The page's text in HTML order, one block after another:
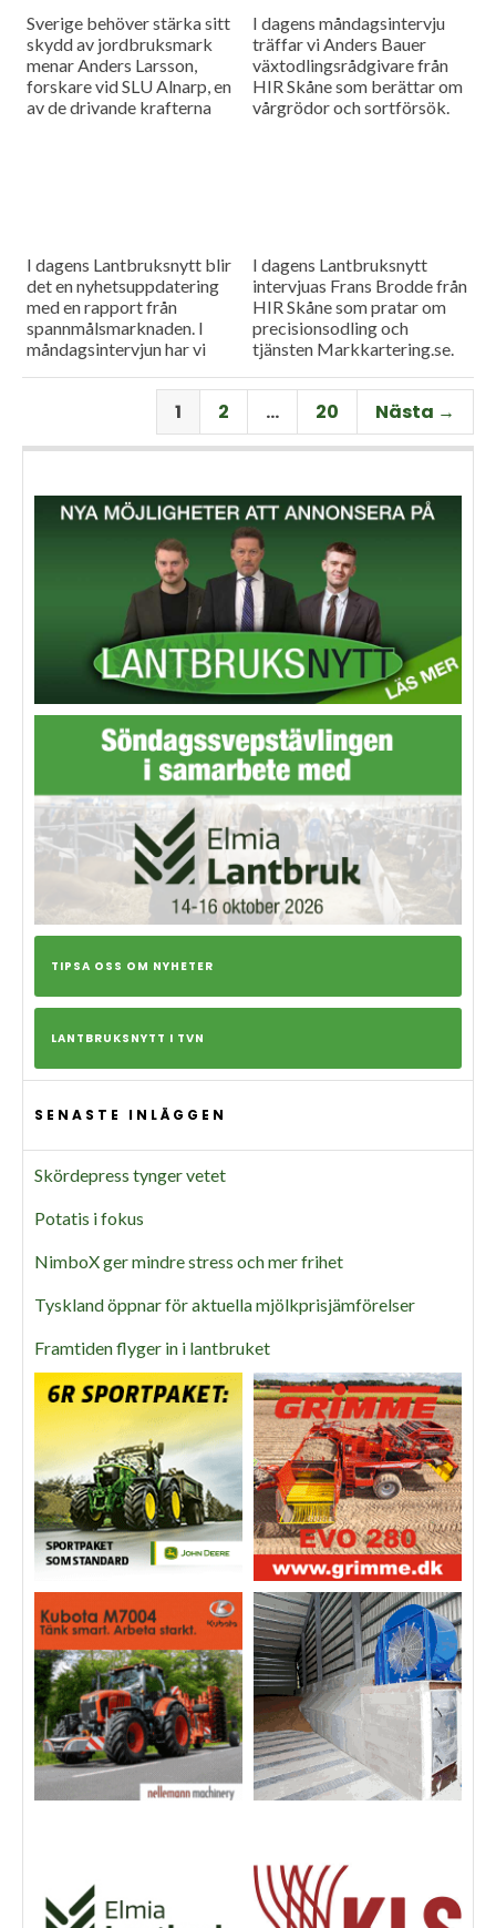
Sverige behöver stärka sitt
skydd av jordbruksmark
menar Anders Larsson,
forskare vid SLU Alnarp, en
av de drivande krafterna
I dagens måndagsintervju
träffar vi Anders Bauer
växtodlingsrådgivare från
HIR Skåne som berättar om
vårgrödor och sortförsök.
I dagens Lantbruksnytt blir
det en nyhetsuppdatering
med en rapport från
spannmålsmarknaden. I
måndagsintervjun har vi
Per Larsson som idag har
rollen som senior advisor på
I dagens Lantbruksnytt
intervjuas Frans Brodde från
HIR Skåne som pratar om
precisionsodling och
tjänsten Markkartering.se.
nyhetsuppdatering med en
rapport från
spannmålsmarknaden.
1 2 … 20 Nästa →
TIPSA OSS OM NYHETER
LANTBRUKSNYTT I TVN
SENASTE INLÄGGEN
Skördepress tynger vetet
Potatis i fokus
NimboX ger mindre stress och mer frihet
Tyskland öppnar för aktuella mjölkprisjämförelser
Framtiden flyger in i lantbruket